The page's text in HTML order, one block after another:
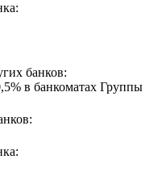
банков:
в банкоматах Группы